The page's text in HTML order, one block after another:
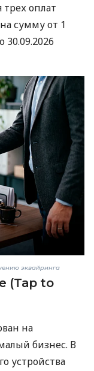
оплат
сумму от 1
30.09.2026
эквайринга
(Tap to
на
бизнес. В
устройства